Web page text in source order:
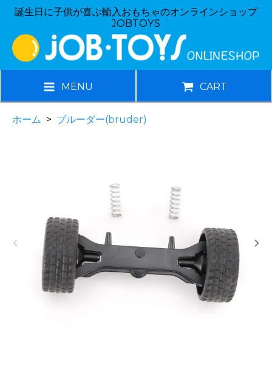
誕生日に子供が喜ぶ輸入おもちゃのオンラインショップ
JOBTOYS
MENU CART
ホーム > ブルーダー(bruder)